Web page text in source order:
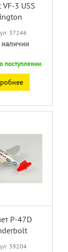
3 USS
37246
поступлении
P-47D
39204